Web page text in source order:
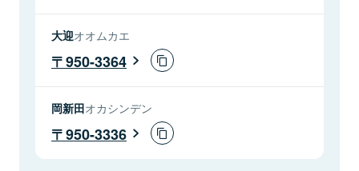
大迎オオムカエ
950-3364
岡新田オカシンデン
950-3336